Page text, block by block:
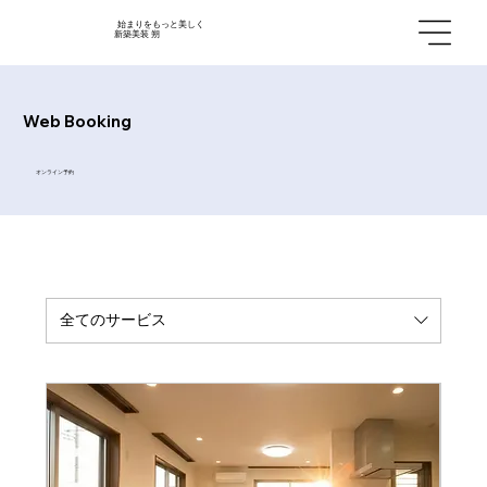
新築美装 朔
始まりをもっと美しく
全てのサービス
Web Booking
オンライン予約